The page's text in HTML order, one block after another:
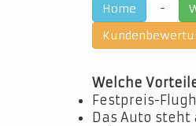
Home -
Welche
Festpreis-
Das Auto